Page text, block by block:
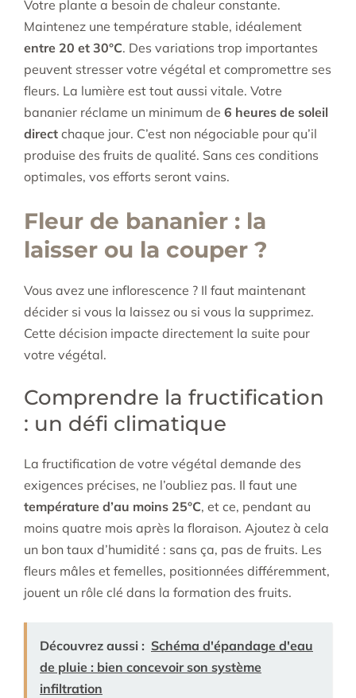
Votre plante a besoin de chaleur constante.
Maintenez une température stable, idéalement
entre 20 et 30°C. Des variations trop importantes
peuvent stresser votre végétal et compromettre ses
fleurs. La lumière est tout aussi vitale. Votre
bananier réclame un minimum de 6 heures de soleil
direct chaque jour. C’est non négociable pour qu’il
produise des fruits de qualité. Sans ces conditions
optimales, vos efforts seront vains.
Fleur de bananier : la
laisser ou la couper ?
Vous avez une inflorescence ? Il faut maintenant
décider si vous la laissez ou si vous la supprimez.
Cette décision impacte directement la suite pour
votre végétal.
Comprendre la fructification
: un défi climatique
La fructification de votre végétal demande des
exigences précises, ne l’oubliez pas. Il faut une
température d’au moins 25°C, et ce, pendant au
moins quatre mois après la floraison. Ajoutez à cela
un bon taux d’humidité : sans ça, pas de fruits. Les
fleurs mâles et femelles, positionnées différemment,
jouent un rôle clé dans la formation des fruits.
Découvrez aussi : Schéma d'épandage d'eau
de pluie : bien concevoir son système
infiltration